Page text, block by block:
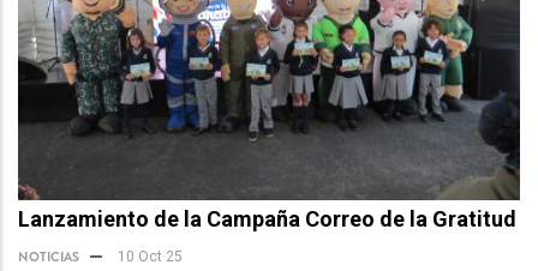
Lanzamiento de la Campaña Correo de la Gratitud
NOTICIAS 10 Oct 25